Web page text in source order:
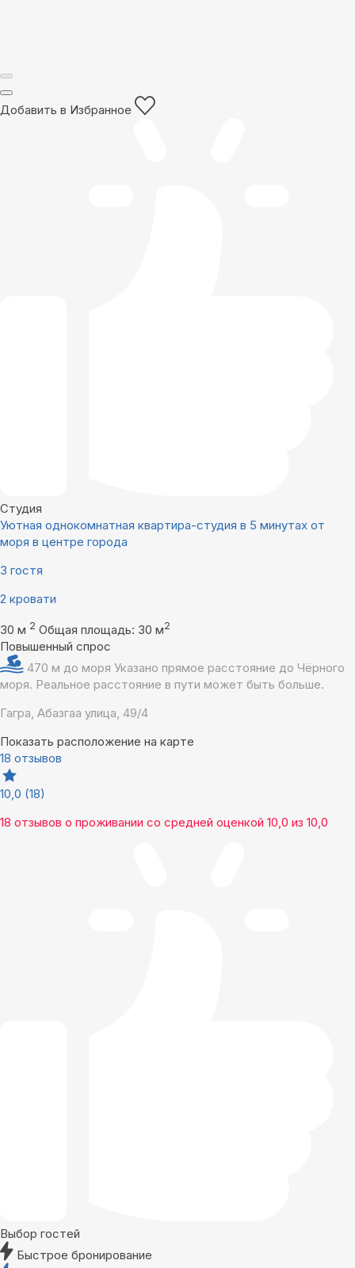
Добавить в Избранное
Студия
Уютная однокомнатная квартира-студия в 5 минутах от
моря в центре города
3 гостя
2 кровати
30 м 2 Общая площадь: 30 м2
Повышенный спрос
470 м до моря Указано прямое расстояние до Чёрного
моря. Реальное расстояние в пути может быть больше.
Гагра, Абазгаа улица, 49/4
Показать расположение на карте
18 отзывов
10,0 (18)
18 отзывов о проживании со средней оценкой 10,0 из 10,0
Выбор гостей
Быстрое бронирование